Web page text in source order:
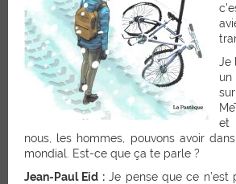
Je
et
nous, les hommes, pouvons avoir
mondial. Est-ce que ça te parle ?
Jean-Paul Eid :Je pense que ce n’est